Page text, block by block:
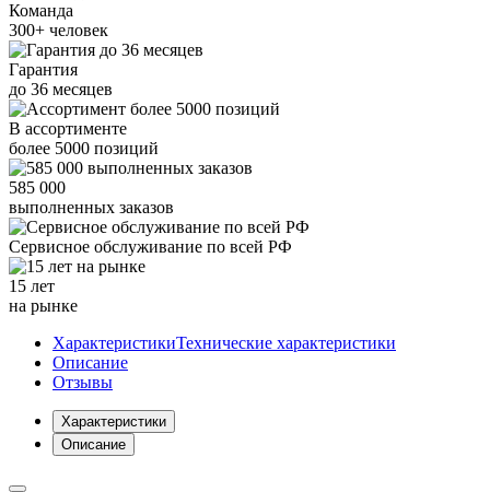
Команда
300+ человек
Гарантия
до 36 месяцев
В ассортименте
более 5000 позиций
585 000
выполненных заказов
Сервисное обслуживание по всей РФ
15 лет
на рынке
ХарактеристикиТехнические характеристики
Описание
Отзывы
Характеристики
Описание